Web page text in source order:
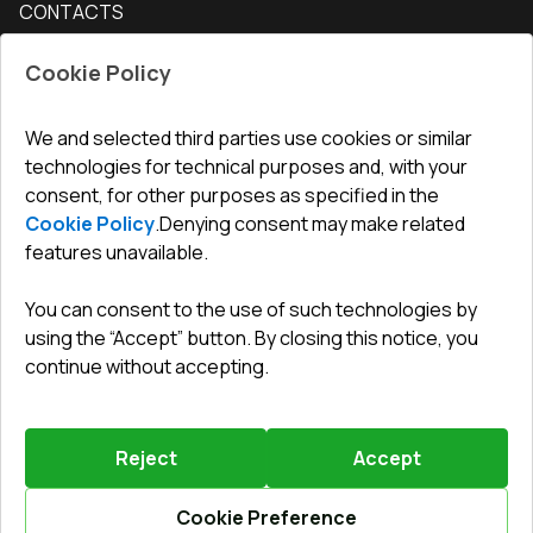
Interior doors
How to measure windows
For companies, cooperation
Conditions for returning goods
Guarantee
CONTACTS
undefined(undefined)
info@toptechnik.com.pl
Polityka prywatności
REGULAMIN
©2026.All right reserved.Powered byVitrager.com.
Report a problem?
Cookie Policy
We and selected third parties use cookies or similar
technologies for technical purposes and, with your
consent, for other purposes as specified in the
Cookie Policy.Denying consent may make related
features unavailable.
You can consent to the use of such technologies by
using the “Accept” button. By closing this notice, you
continue without accepting.
Reject Accept
Cookie Preference